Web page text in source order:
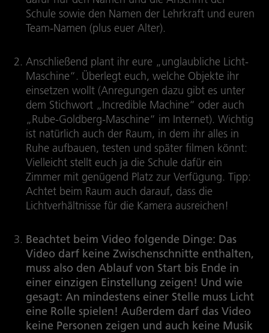
Schule sowie den Namen der Lehrkraft und euren
Team-Namen (plus euer Alter).
Anschließend plant ihr eure „unglaubliche Licht-
Maschine“. Überlegt euch, welche Objekte ihr
einsetzen wollt (Anregungen dazu gibt es unter
dem Stichwort „Incredible Machine“ oder auch
„Rube-Goldberg-Maschine“ im Internet). Wichtig
ist natürlich auch der Raum, in dem ihr alles in
Ruhe aufbauen, testen und später filmen könnt:
Vielleicht stellt euch ja die Schule dafür ein
Zimmer mit genügend Platz zur Verfügung. Tipp:
Achtet beim Raum auch darauf, dass die
Lichtverhältnisse für die Kamera ausreichen!
Beachtet beim Video folgende Dinge: Das
Video darf keine Zwischenschnitte enthalten,
muss also den Ablauf von Start bis Ende in
einer einzigen Einstellung zeigen! Und wie
gesagt: An mindestens einer Stelle muss Licht
eine Rolle spielen! Außerdem darf das Video
keine Personen zeigen und auch keine Musik